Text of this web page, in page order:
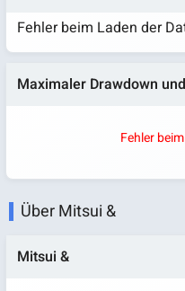
Fehler beim Laden der
Maximaler Drawdown
Fehler
Über Mitsui &
Mitsui &